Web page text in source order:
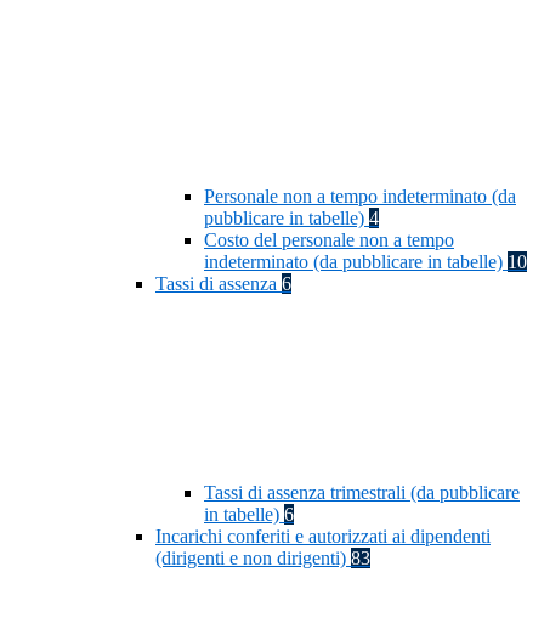
Personale non a tempo indeterminato (da
pubblicare in tabelle) 4
Costo del personale non a tempo
indeterminato (da pubblicare in tabelle) 10
Tassi di assenza 6
Tassi di assenza trimestrali (da pubblicare
in tabelle) 6
Incarichi conferiti e autorizzati ai dipendenti
(dirigenti e non dirigenti) 83